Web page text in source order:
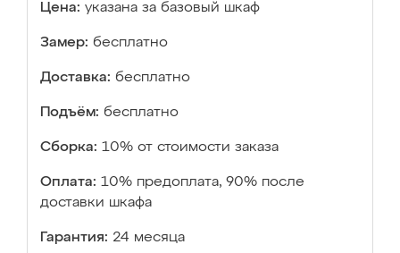
Цена: указана за базовый шкаф
Замер: бесплатно
Доставка: бесплатно
Подъём: бесплатно
Сборка: 10% от стоимости заказа
Оплата: 10% предоплата, 90% после
доставки шкафа
Гарантия: 24 месяца